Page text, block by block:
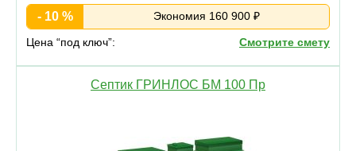
- 10 % Экономия 160 900 ₽
Цена “под ключ”: Смотрите смету
Септик ГРИНЛОС БМ 100 Пр